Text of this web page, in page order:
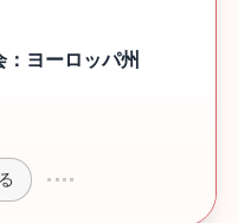
ヨーロッパ州